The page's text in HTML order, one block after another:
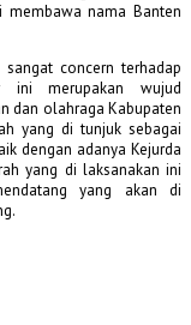
nama Banten
concern terhadap
ini merupakan wujud
dan olahraga Kabupaten
yang di tunjuk sebagai
dengan adanya Kejurda
yang di laksanakan ini
yang akan di